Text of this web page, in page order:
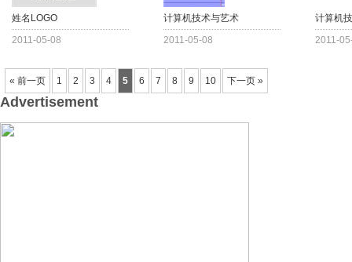
姓名LOGO
2011-05-08
计算机技术与艺术
2011-05-08
计算机
2011-
« 前一页 1 2 3 4 5 6 7 8 9 10 下一页 »
Advertisement